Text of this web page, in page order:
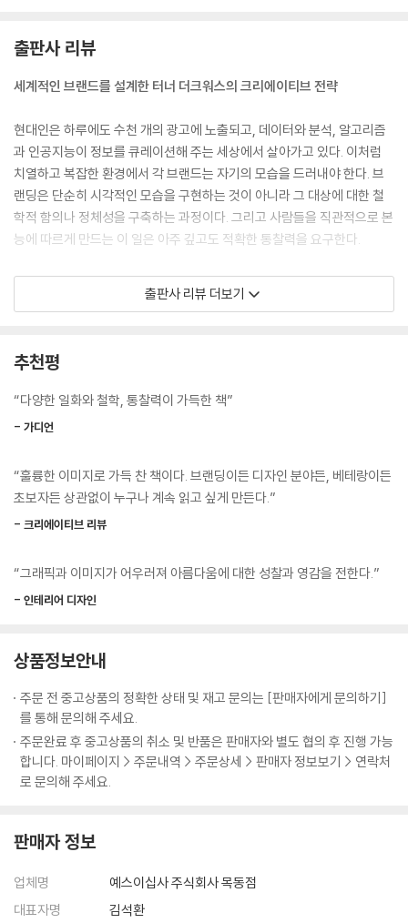
예술적 재능이 대단하다는 것을 금세 알아보았다. 하지만 더 인상적이었던
건 내가 제품에 관해 입을 떼자 테이블 반대편에서 힘차게 고개를 끄덕이
나 내 말뜻을 이해했다.
--- p.161~162
그렇다고 직감을 따른다는 게 무작정 감에만 의존한다는 뜻은 아니다. 때
로 직감은 고객과의 대화에서 얻은 통찰에서 비롯된다.
--- p.166
디자인은 사람들의 보상 중추를 자극하기 위해 존재한다. 우리가 팔기 위
해 애쓰는 제품들처럼 말이다. 그 쾌감의 지점을 주저하지 말고 두들기고
또 두들겨야 한다.
람들은 그걸 잊지도 않는다. 브랜드가 급격히 하락하는 원인은 품질 때문
이거나 디자인을 잘못 바꾸어서지, 나쁜 콘텐츠 하나 때문에 그러는 경우
식으로 디자인을 바꾸면 내 편을 순식간에 잃어버릴 것이다.
--- p.222
며 전문적인 기술을 혼합하는 일이다. 그렇게 일하는 방식은 사람들의 삶
에 기쁨을 더하고, 오늘날 비즈니스 세계에서 가장 중요한 자산인 창의성
--- p.288
출판사 리뷰
세계적인 브랜드를 설계한 터너 더크워스의 크리에이티브 전략
현대인은 하루에도 수천 개의 광고에 노출되고, 데이터와 분석, 알고리즘
과 인공지능이 정보를 큐레이션해 주는 세상에서 살아가고 있다. 이처럼
치열하고 복잡한 환경에서 각 브랜드는 자기의 모습을 드러내야 한다. 브
랜딩은 단순히 시각적인 모습을 구현하는 것이 아니라 그 대상에 대한 철
학적 함의나 정체성을 구축하는 과정이다. 그리고 사람들을 직관적으로 본
능에 따르게 만드는 이 일은 아주 깊고도 적확한 통찰력을 요구한다.
이 책은 바로 이러한 맥락에서, 분석과 체계적인 사고만으로는 한계에 부
딪힐 수 있다고 지적하며 오히려 직감과 본능이 브랜드를 돋보이게 만드는
A 교과서 같은 이론이 아닌, 마음을 따를 용기가 필요했던 순간을 증언하
며, 아이덴티티 구축을 비롯해 디자인 등 여러 측면을 꿰뚫어 세세하게 조
에너지 음료와 스포츠 드링크로 격변하는 음료 시장에서 입지를 잃었던 코
카콜라는 터너 더크워스의 리브랜딩으로 다시 부활했다. 더불어 이 프로젝
리를 수상하면서 터너 더크워스의 이름이 널리 알려졌다. 아마존 로고 또
장의 브리핑에서 시작한 이 로고는 30여 년 동안 단순하지만 직관적으로
은 다양한 기업들의 이야기와 그 과정에서 겪은 크고 작은 현장의 순간도
세계적인 기업의 프로젝트뿐만 아니라 현장의 에피소드를 생생하게 소개
하는 것 또한 이 책의 큰 특징이다. 디자이너의 창의적 사고방식에 대해 프
로젝트 실무팀에게 그림을 그려 가며 설명했던 일, 디렉터가 망설이는 데
이비드 터너(터너 더크워스의 공동 창립자)를 설득해 메탈리카의 앨범 아
너)를 압박하곤 했던 자신의 과거를 어떻게 반성하게 되었는지, 심지어 직
감을 따랐다가 모든 일을 그르쳤던 CEO의 일화까지……. 이렇듯 실패와
발견, 감정과 직관이 교차하는 크리에이티브의 진짜 얼굴을 보여 주며, 통
감하게 되는 교훈으로 가득 차 있다.
출판사 리뷰 더보기
추천평
“다양한 일화와 철학, 통찰력이 가득한 책”
- 가디언
“훌륭한 이미지로 가득 찬 책이다. 브랜딩이든 디자인 분야든, 베테랑이든
초보자든 상관없이 누구나 계속 읽고 싶게 만든다.”
- 크리에이티브 리뷰
“그래픽과 이미지가 어우러져 아름다움에 대한 성찰과 영감을 전한다.”
- 인테리어 디자인
상품정보안내
주문 전 중고상품의 정확한 상태 및 재고 문의는 [판매자에게 문의하기]
를 통해 문의해 주세요.
주문완료 후 중고상품의 취소 및 반품은 판매자와 별도 협의 후 진행 가능
합니다. 마이페이지 > 주문내역 > 주문상세 > 판매자 정보보기 > 연락처
로 문의해 주세요.
판매자 정보
업체명
예스이십사 주식회사 목동점
대표자명
김석환